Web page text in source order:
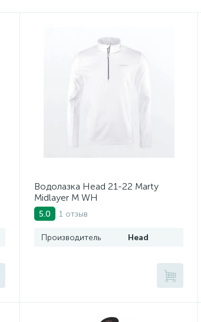
Водолазка Head 21-22 Marty
Midlayer M WH
5.0 1 отзыв
Производитель Head